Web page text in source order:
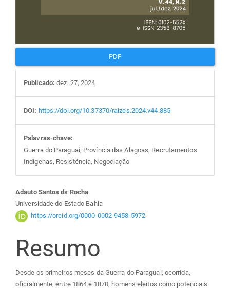
PDF
Publicado: dez. 27, 2024
DOI: https://doi.org/10.37370/raizes.2024.v44.885
Palavras-chave:
Guerra do Paraguai, Província das Alagoas, Recrutamentos
Indígenas, Resistência, Negociação
Conteúdo
do
artigo
principal
Adauto Santos ds Rocha
Universidade do Estado Bahia
https://orcid.org/0000-0002-9458-5972
Resumo
Desde os primeiros meses da Guerra do Paraguai, ocorrida,
oficialmente, entre 1864 e 1870, homens eleitos como potenciais